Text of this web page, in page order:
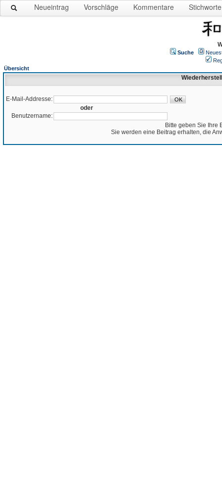
Neueintrag Vorschläge Kommentare Stichworte
Suche
Übersicht
E-Mail-Addresse:
oder
Benutzername:
Bitte geben Sie Ihre
Sie werden eine Beitrag erhalten, die